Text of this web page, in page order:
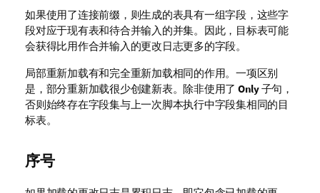
如果使用了连接前缀，则生成的表具有一组字段，这些字
段对应于现有表和待合并输入的并集。因此，目标表可能
会获得比用作合并输入的更改日志更多的字段。
局部重新加载有和完全重新加载相同的作用。一项区别
是，部分重新加载很少创建新表。除非使用了 Only子句，
否则始终存在字段集与上一次脚本执行中字段集相同的目
标表。
序号